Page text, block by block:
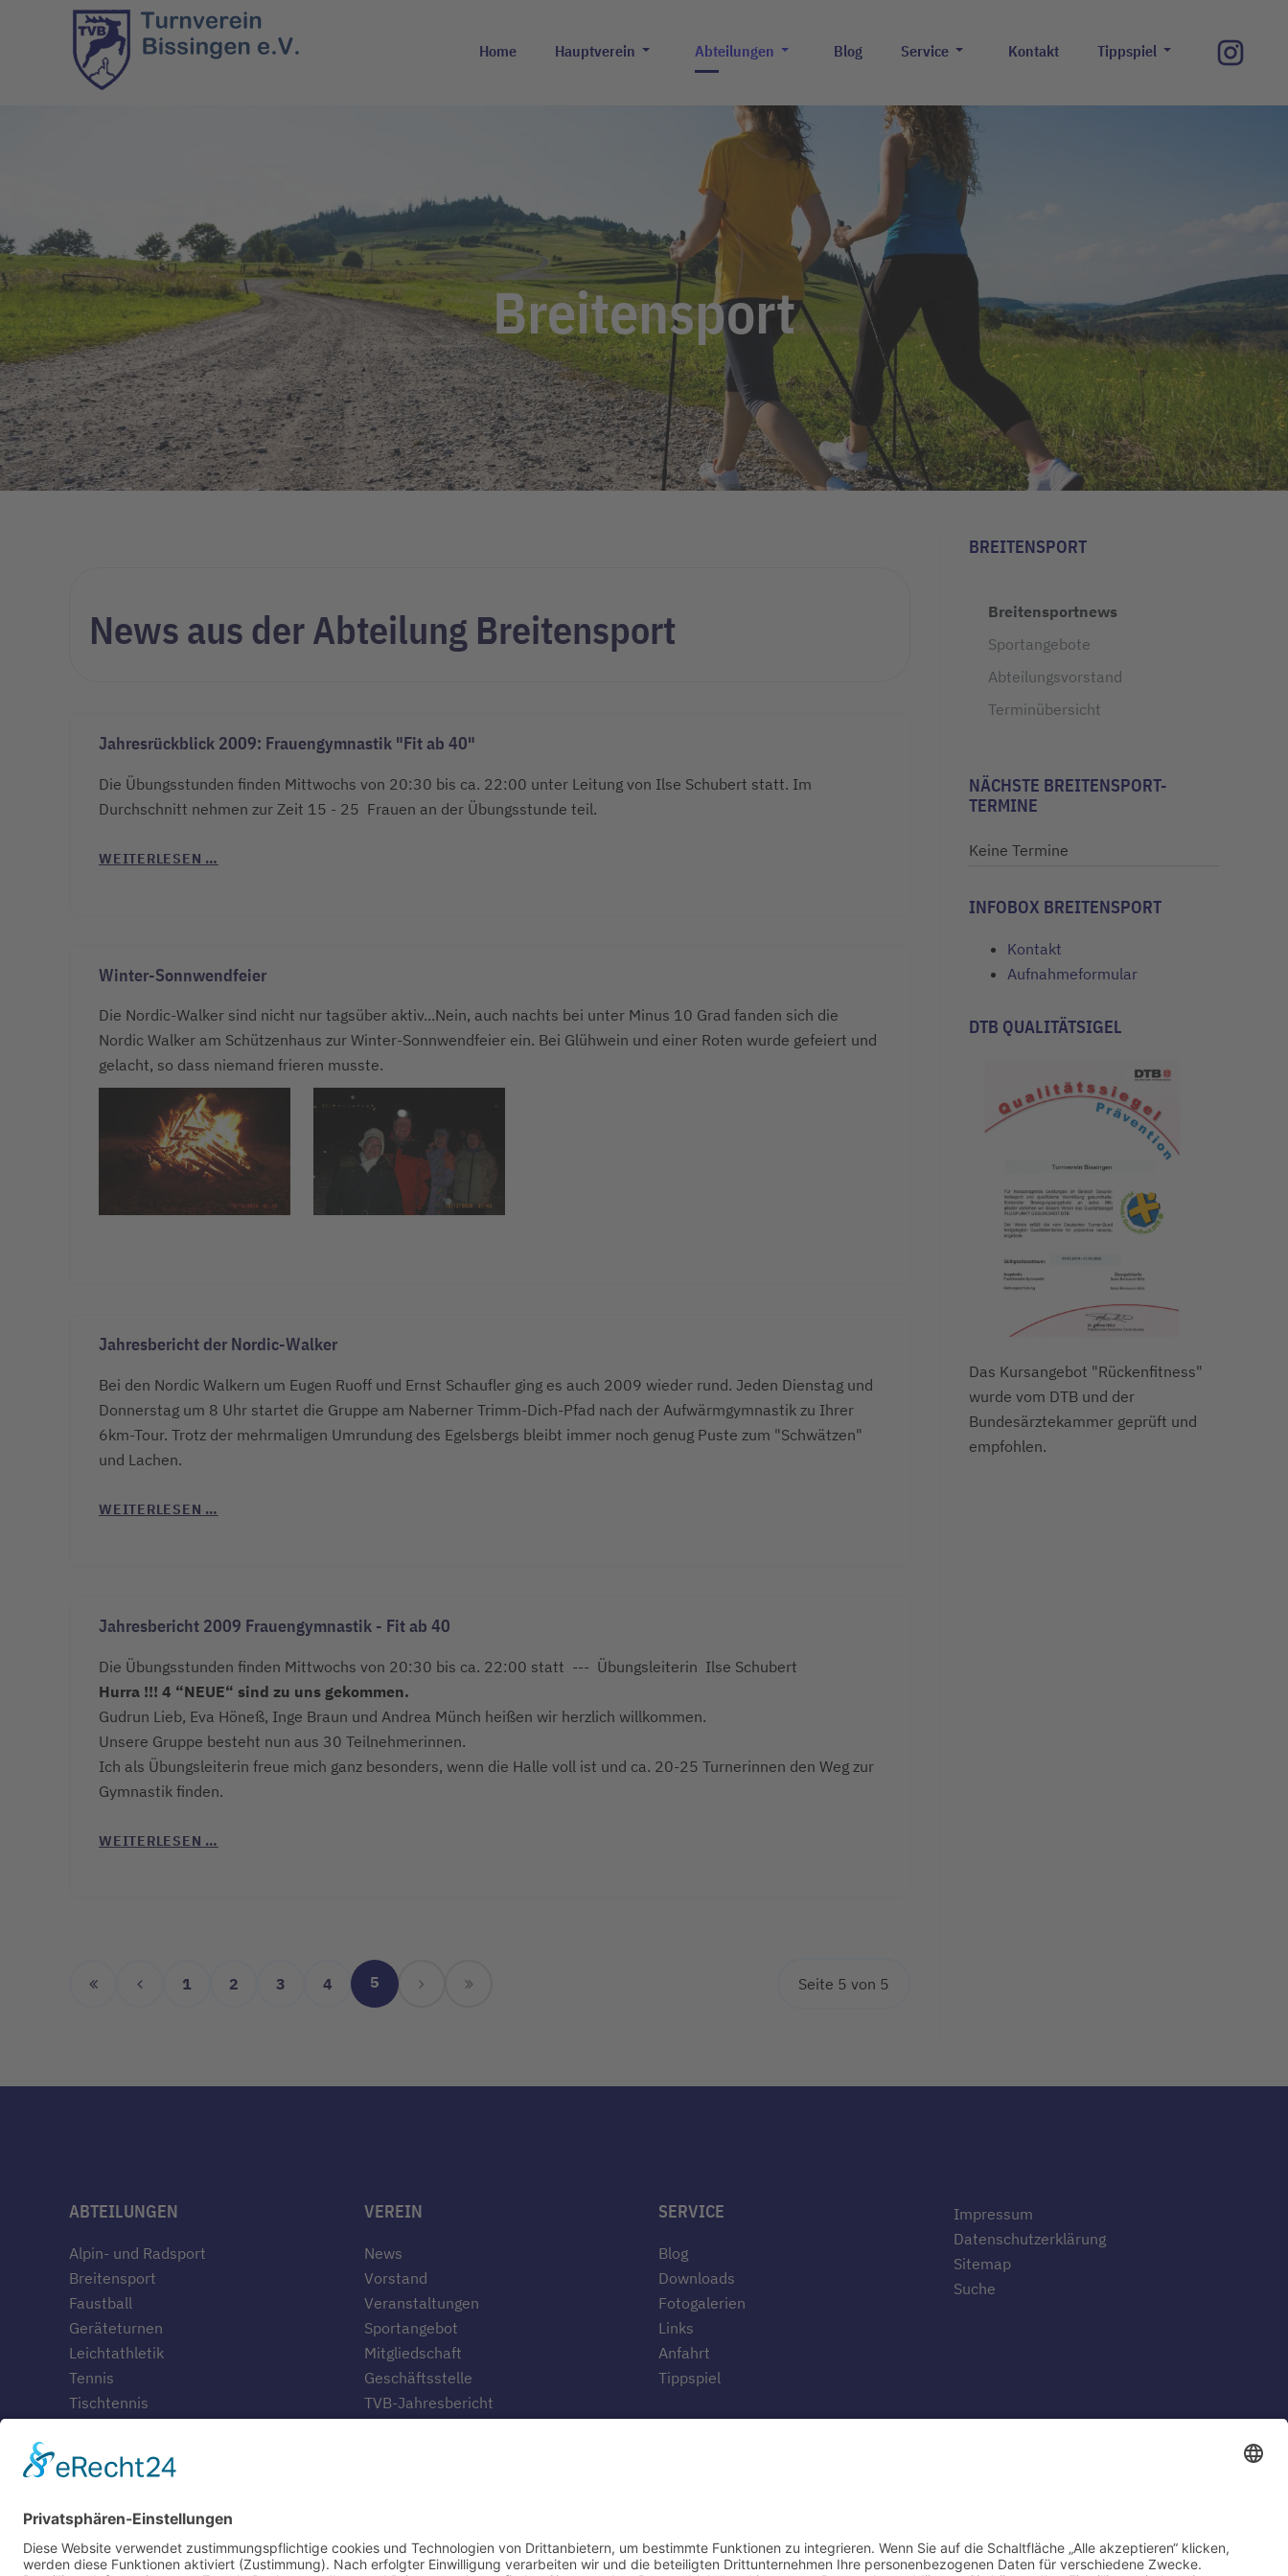
Home Hauptverein Abteilungen Blog Service Kontakt Tippspiel
Breitensport
News aus der Abteilung Breitensport
Jahresrückblick 2009: Frauengymnastik "Fit ab 40"
Die Übungsstunden finden Mittwochs von 20:30 bis ca. 22:00 unter Leitung von Ilse Schubert statt. Im
Durchschnitt nehmen zur Zeit 15 - 25 Frauen an der Übungsstunde teil.
WEITERLESEN …
Winter-Sonnwendfeier
Die Nordic-Walker sind nicht nur tagsüber aktiv...Nein, auch nachts bei unter Minus 10 Grad fanden sich die
Nordic Walker am Schützenhaus zur Winter-Sonnwendfeier ein. Bei Glühwein und einer Roten wurde gefeiert und
gelacht, so dass niemand frieren musste.
Jahresbericht der Nordic-Walker
Bei den Nordic Walkern um Eugen Ruoff und Ernst Schaufler ging es auch 2009 wieder rund. Jeden Dienstag und
Donnerstag um 8 Uhr startet die Gruppe am Naberner Trimm-Dich-Pfad nach der Aufwärmgymnastik zu Ihrer
6km-Tour. Trotz der mehrmaligen Umrundung des Egelsbergs bleibt immer noch genug Puste zum "Schwätzen"
und Lachen.
WEITERLESEN …
Jahresbericht 2009 Frauengymnastik - Fit ab 40
Die Übungsstunden finden Mittwochs von 20:30 bis ca. 22:00 statt --- Übungsleiterin Ilse Schubert
Hurra !!! 4 “NEUE“ sind zu uns gekommen.
Gudrun Lieb, Eva Höneß, Inge Braun und Andrea Münch heißen wir herzlich willkommen.
Unsere Gruppe besteht nun aus 30 Teilnehmerinnen.
Ich als Übungsleiterin freue mich ganz besonders, wenn die Halle voll ist und ca. 20-25 Turnerinnen den Weg zur
Gymnastik finden.
WEITERLESEN …
1 2 3 4 5 Seite 5 von 5
BREITENSPORT
Breitensportnews
Sportangebote
Abteilungsvorstand
Terminübersicht
NÄCHSTE BREITENSPORT-
TERMINE
Keine Termine
INFOBOX BREITENSPORT
Kontakt
Aufnahmeformular
DTB QUALITÄTSIGEL
Das Kursangebot "Rückenfitness"
wurde vom DTB und der
Bundesärztekammer geprüft und
empfohlen.
ABTEILUNGEN
Alpin- und Radsport
Breitensport
Faustball
Geräteturnen
Leichtathletik
Tennis
Tischtennis
VEREIN
News
Vorstand
Veranstaltungen
Sportangebot
Mitgliedschaft
Geschäftsstelle
TVB-Jahresbericht
SERVICE
Blog
Downloads
Fotogalerien
Links
Anfahrt
Tippspiel
Impressum
Datenschutzerklärung
Sitemap
Suche